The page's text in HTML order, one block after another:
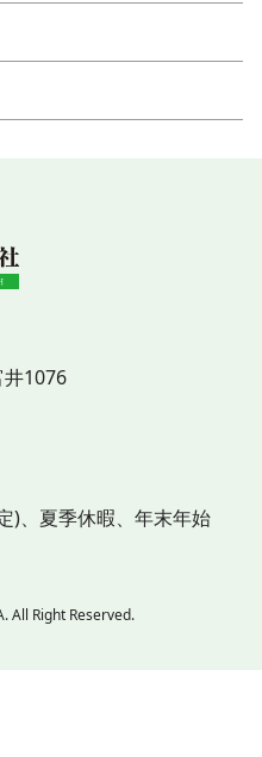
1076
、 夏季休暇、 年末年始
All Right Reserved.